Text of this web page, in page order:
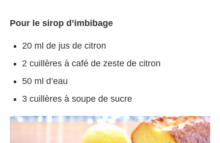
Pour le sirop d’imbibage
20 ml de jus de citron
2 cuillères à café de zeste de citron
50 ml d’eau
3 cuillères à soupe de sucre